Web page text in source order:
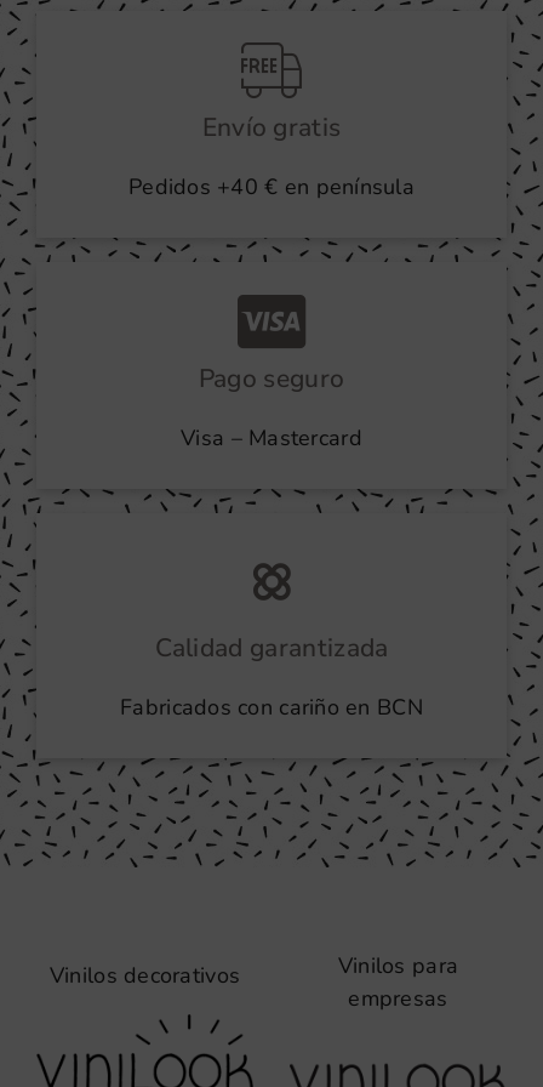
Envío gratis
Pedidos +40 € en península
Pago seguro
Visa – Mastercard
Calidad garantizada
Fabricados con cariño en BCN
Vinilos decorativos
Vinilos para
empresas